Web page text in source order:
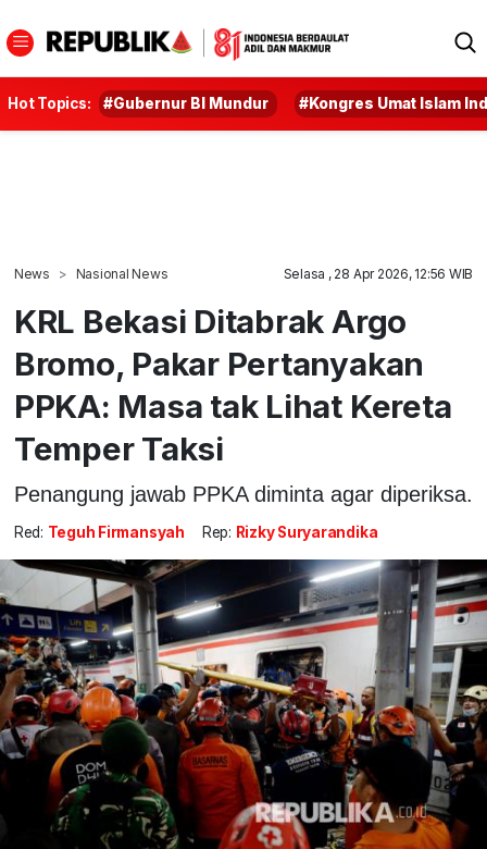
Hot Topics: #Gubernur BI Mundur #Kongres Umat Islam
News Nasional News Selasa , 28 Apr 2026, 12:56 WIB
KRL Bekasi Ditabrak Argo
Bromo, Pakar Pertanyakan
PPKA: Masa tak Lihat Kereta
Temper Taksi
Penangung jawab PPKA diminta agar diperiksa.
Red: Teguh Firmansyah Rep: Rizky Suryarandika